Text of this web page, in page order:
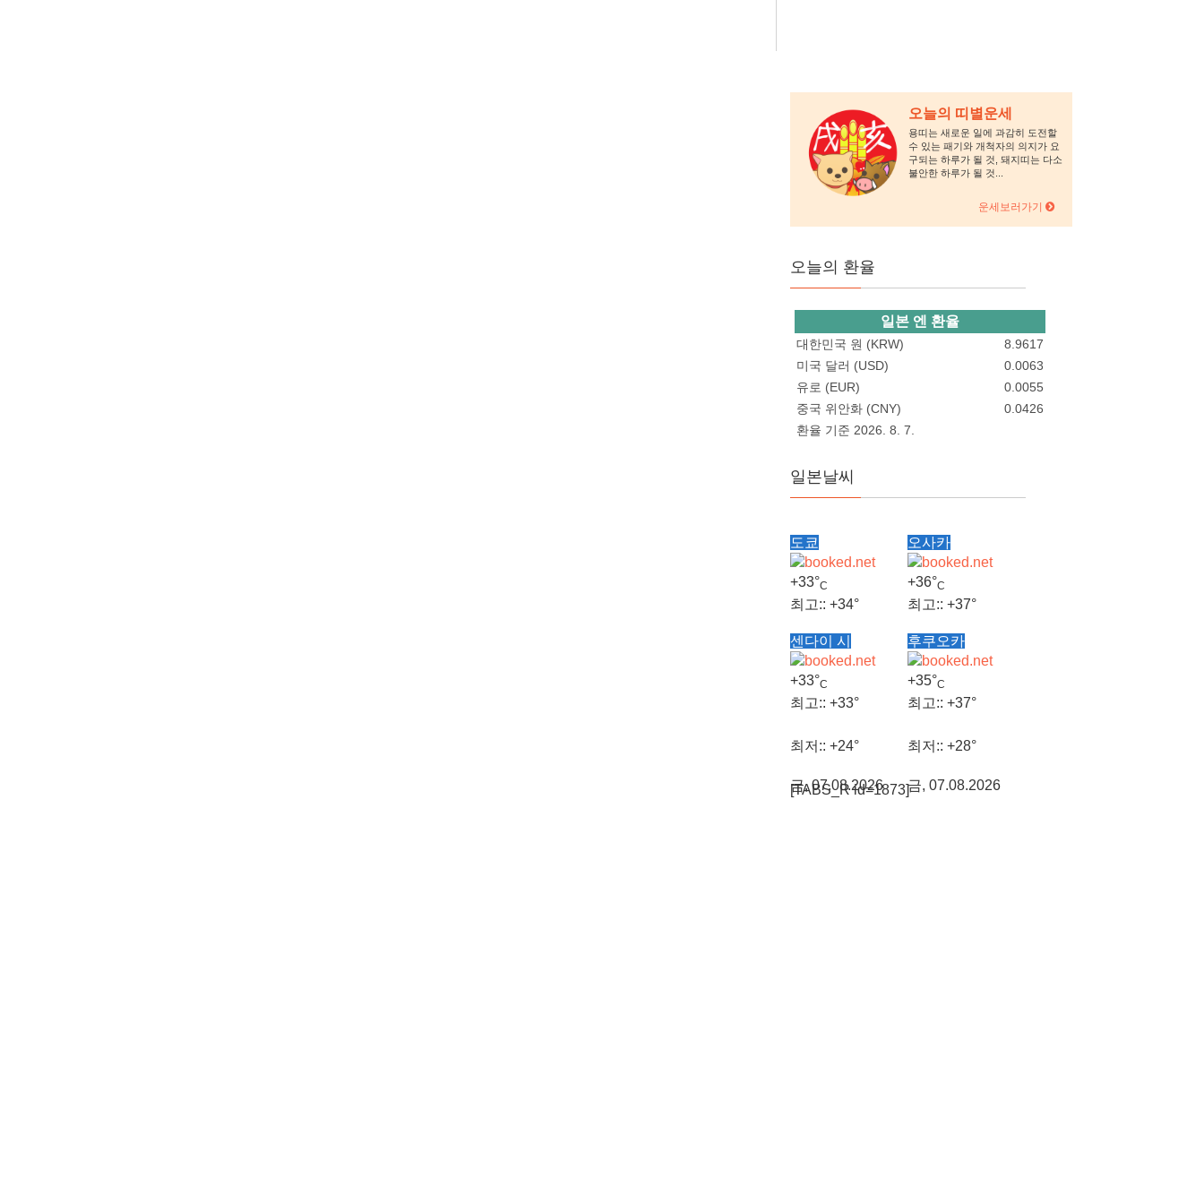
오늘의 띠별운세
용띠는 새로운 일에 과감히 도전할
수 있는 패기와 개척자의 의지가 요
구되는 하루가 될 것, 돼지띠는 다소
불안한 하루가 될 것...
운세보러가기
오늘의 환율
일본 엔 환율
대한민국 원 (KRW)
8.9617
미국 달러 (USD)
0.0063
유로 (EUR)
0.0055
중국 위안화 (CNY)
0.0426
환율 기준 2026. 8. 7.
일본날씨
도쿄
+33°C
최고:: +34°
최저::+26°
금, 07.08.2026
오사카
+36°C
최고::+37°
최저::+28°
금, 07.08.2026
센다이 시
+33°C
최고:: +33°
최저:: +24°
금, 07.08.2026
후쿠오카
+35°C
최고::+37°
최저::+28°
금, 07.08.2026
[TABS_R id=1873]